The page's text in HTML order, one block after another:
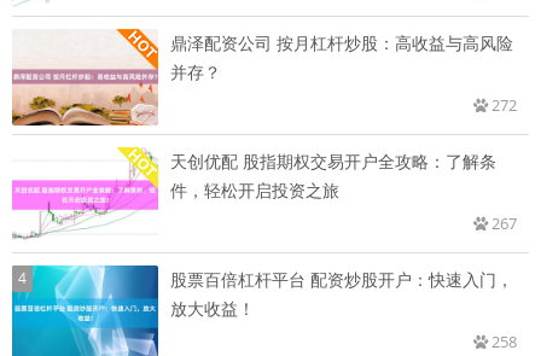
鼎泽配资公司 按月杠杆炒股：高收益与高风险
并存？
272
天创优配 股指期权交易开户全攻略：了解条
件，轻松开启投资之旅
267
4
股票百倍杠杆平台 配资炒股开户：快速入门，
放大收益！
258